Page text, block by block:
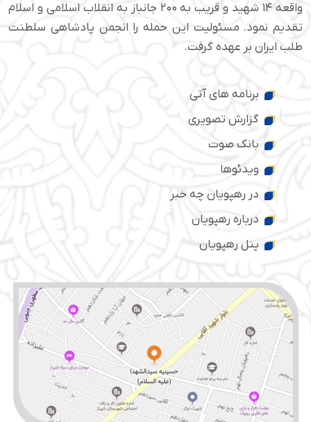
واقعه ۱۴ شهید و قریب به ۲۰۰ جانباز به انقلاب اسلامی و اسلام
تقدیم نمود. مسئولیت این حمله را انجمن پادشاهی سلطنت
طلب ایران بر عهده گرفت.
برنامه های آتی
گزارش تصویری
بانک صوت
ویدئوها
در رهپویان چه خبر
درباره رهپویان
پنل رهپویان